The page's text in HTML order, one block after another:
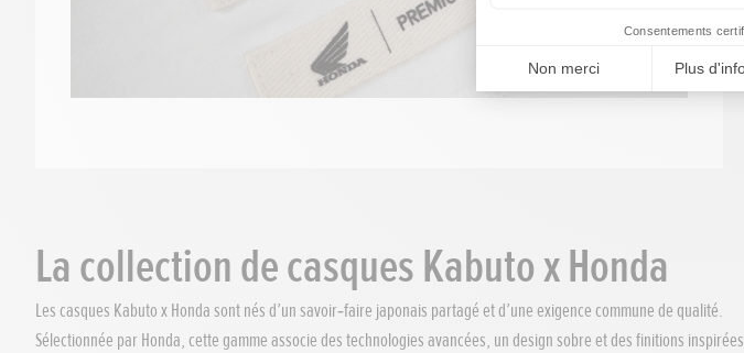
La collection de casques Kabuto x Honda
Les casques Kabuto x Honda sont nés d’un savoir‑faire japonais partagé et d’une exigence commune de qualité.
Sélectionnée par Honda, cette gamme associe des technologies avancées, un design sobre et des finitions inspirées